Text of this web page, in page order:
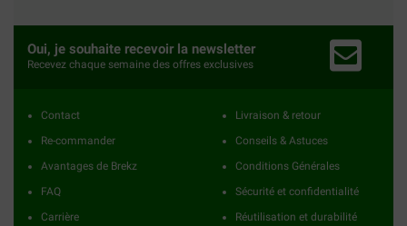
Oui, je souhaite recevoir la newsletter
Recevez chaque semaine des offres exclusives
Contact
Re-commander
Avantages de Brekz
FAQ
Carrière
Livraison & retour
Conseils & Astuces
Conditions Générales
Sécurité et confidentialité
Réutilisation et durabilité